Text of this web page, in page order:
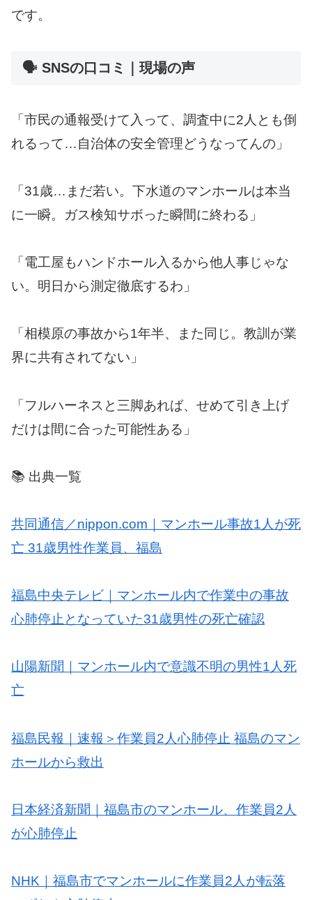
です。
🗣 SNSの口コミ｜現場の声
「市民の通報受けて入って、調査中に2人とも倒
れるって…自治体の安全管理どうなってんの」
「31歳…まだ若い。下水道のマンホールは本当
に一瞬。ガス検知サボった瞬間に終わる」
「電工屋もハンドホール入るから他人事じゃな
い。明日から測定徹底するわ」
「相模原の事故から1年半、また同じ。教訓が業
界に共有されてない」
「フルハーネスと三脚あれば、せめて引き上げ
だけは間に合った可能性ある」
📚 出典一覧
共同通信／nippon.com｜マンホール事故1人が死
亡 31歳男性作業員、福島
福島中央テレビ｜マンホール内で作業中の事故
心肺停止となっていた31歳男性の死亡確認
山陽新聞｜マンホール内で意識不明の男性1人死
亡
福島民報｜速報＞作業員2人心肺停止 福島のマン
ホールから救出
日本経済新聞｜福島市のマンホール、作業員2人
が心肺停止
NHK｜福島市でマンホールに作業員2人が転落